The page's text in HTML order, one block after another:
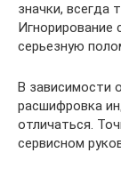
значки, всегда
Игнорирование
серьезную
В зависимости
расшифровка
отличаться.
сервисном